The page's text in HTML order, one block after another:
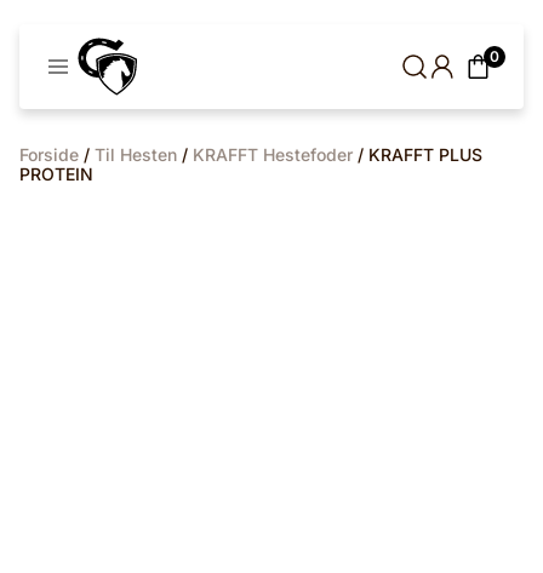
0
Forside / Til Hesten / KRAFFT Hestefoder / KRAFFT PLUS
PROTEIN